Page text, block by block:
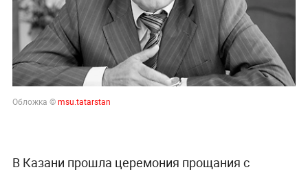
Обложка ©msu.tatarstan
В Казани прошла церемония прощания с